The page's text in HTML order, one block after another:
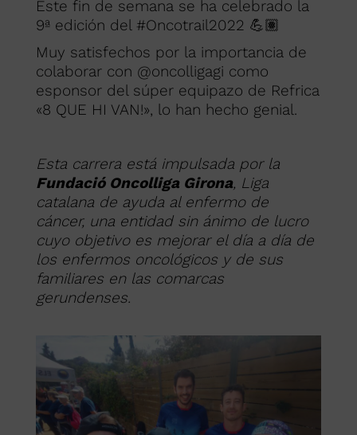
Este fin de semana se ha celebrado la
9ª edición del #Oncotrail2022 💪🏽
Muy satisfechos por la importancia de
colaborar con @oncolligagi como
esponsor del súper equipazo de Refrica
«8 QUE HI VAN!», lo han hecho genial.
Esta carrera está impulsada por la
Fundació Oncolliga Girona, Liga
catalana de ayuda al enfermo de
cáncer, una entidad sin ánimo de lucro
cuyo objetivo es mejorar el día a día de
los enfermos oncológicos y de sus
familiares en las comarcas
gerundenses.